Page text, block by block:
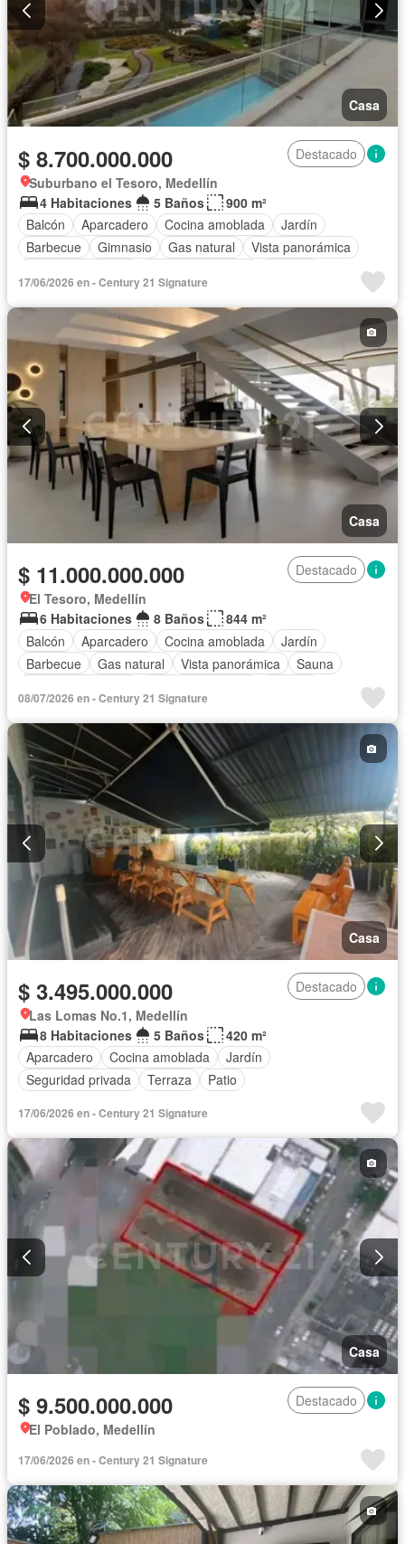
Casa
$ 8.700.000.000
Destacado
Suburbano el Tesoro, Medellín
4 Habitaciones
5 Baños
900 m²
Balcón
Aparcadero Cocina amoblada
Jardín
Barbecue
Gimnasio Gas natural
Vista panorámica
17/06/2026 en - Century 21 Signature
Casa
$ 11.000.000.000
Destacado
El Tesoro, Medellín
6 Habitaciones
8 Baños
844 m²
Balcón
Aparcadero Cocina amoblada
Jardín
Barbecue
Gas natural Vista panorámica
Sauna
08/07/2026 en - Century 21 Signature
Casa
$ 3.495.000.000
Destacado
Las Lomas No.1, Medellín
8 Habitaciones
5 Baños
420 m²
Aparcadero
Cocina amoblada
Jardín
Seguridad privada
Terraza Patio
17/06/2026 en - Century 21 Signature
Casa
$ 9.500.000.000
Destacado
El Poblado, Medellín
17/06/2026 en - Century 21 Signature